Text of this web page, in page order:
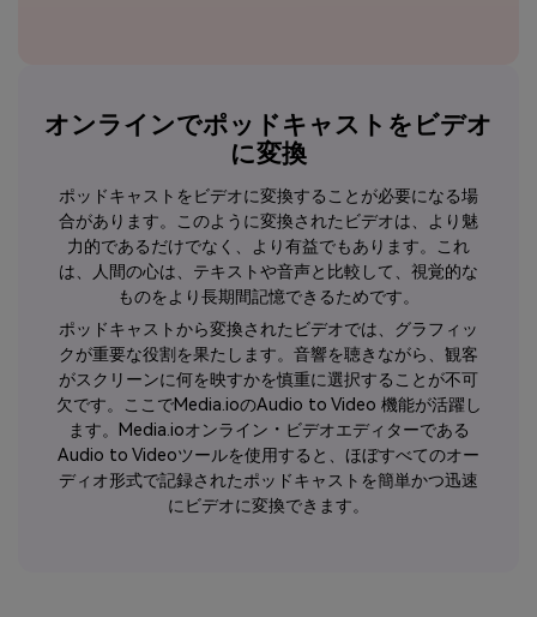
オンラインでポッドキャストをビデオ
に変換
ポッドキャストをビデオに変換することが必要になる場
合があります。このように変換されたビデオは、より魅
力的であるだけでなく、より有益でもあります。これ
は、人間の心は、テキストや音声と比較して、視覚的な
ものをより長期間記憶できるためです。
ポッドキャストから変換されたビデオでは、グラフィッ
クが重要な役割を果たします。音響を聴きながら、観客
がスクリーンに何を映すかを慎重に選択することが不可
欠です。ここでMedia.ioのAudio to Video 機能が活躍し
ます。Media.ioオンライン・ビデオエディターである
Audio to Videoツールを使用すると、ほぼすべてのオー
ディオ形式で記録されたポッドキャストを簡単かつ迅速
にビデオに変換できます。